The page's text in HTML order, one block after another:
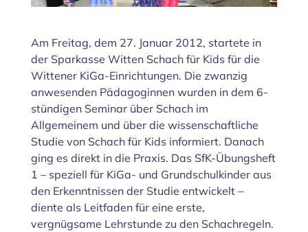
Am Freitag, dem 27. Januar 2012, startete in
der Sparkasse Witten Schach für Kids für die
Wittener KiGa-Einrichtungen. Die zwanzig
anwesenden Pädagoginnen wurden in dem 6-
stündigen Seminar über Schach im
Allgemeinem und über die wissenschaftliche
Studie von Schach für Kids informiert. Danach
ging es direkt in die Praxis. Das SfK-Übungsheft
1 – speziell für KiGa- und Grundschulkinder aus
den Erkenntnissen der Studie entwickelt –
diente als Leitfaden für eine erste,
vergnügsame Lehrstunde zu den Schachregeln.